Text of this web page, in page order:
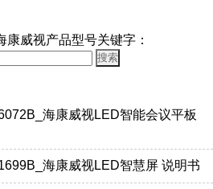
康威视产品型号关键字：
海康威视LED智能会议平板
海康威视LED智慧屏 说明书